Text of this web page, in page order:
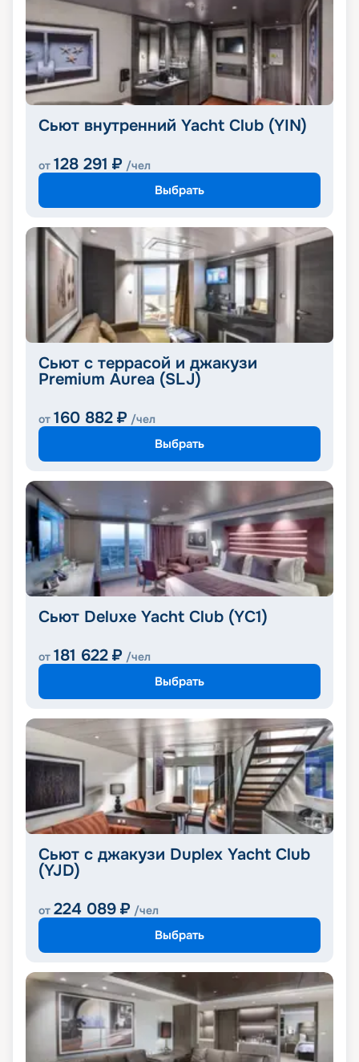
Сьют внутренний Yacht Club (YIN)
от 128 291 ₽ /чел
Выбрать
Сьют с террасой и джакузи
Premium Aurea (SLJ)
от 160 882 ₽ /чел
Выбрать
Сьют Deluxe Yacht Club (YC1)
от 181 622 ₽ /чел
Выбрать
Сьют с джакузи Duplex Yacht Club
(YJD)
от 224 089 ₽ /чел
Выбрать